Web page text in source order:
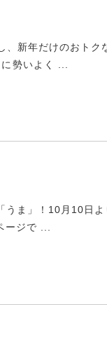
、新年だけのおトク
勢いよく ...
うま」！10月10日よ
ジで ...